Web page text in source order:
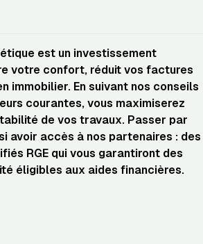
est un investissement
votre confort, réduit vos factures
immobilier. En suivant nos conseils
courantes, vous maximiserez
de vos travaux. Passer par
avoir accès à nos partenaires : des
RGE qui vous garantiront des
éligibles aux aides financières.